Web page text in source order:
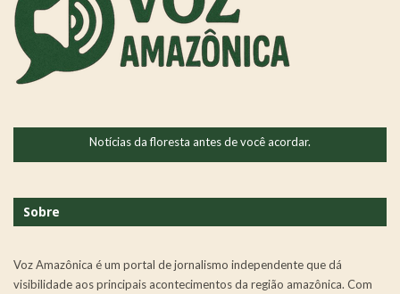
Notícias da floresta antes de você acordar.
Sobre
Voz Amazônica é um portal de jornalismo independente que dá
visibilidade aos principais acontecimentos da região amazônica. Com